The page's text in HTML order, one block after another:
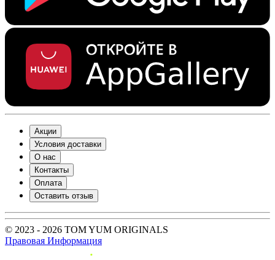
Акции
Условия доставки
О нас
Контакты
Оплата
Оставить отзыв
© 2023 - 2026 TOM YUM ORIGINALS
Правовая Информация